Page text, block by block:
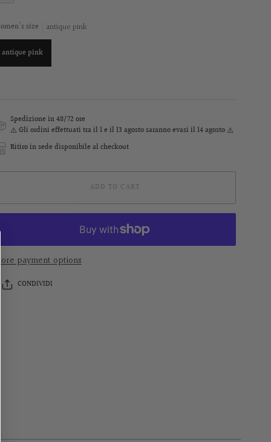
size antique pink
antique pink
Spedizione in 48/72 ore
⚠️ Gli ordini effettuati tra il 1 e il 13 agostosaranno evasi il 14 agosto ⚠️
Ritiro in sede disponibile al checkout
ADD TO CART
payment options
CONDIVIDI